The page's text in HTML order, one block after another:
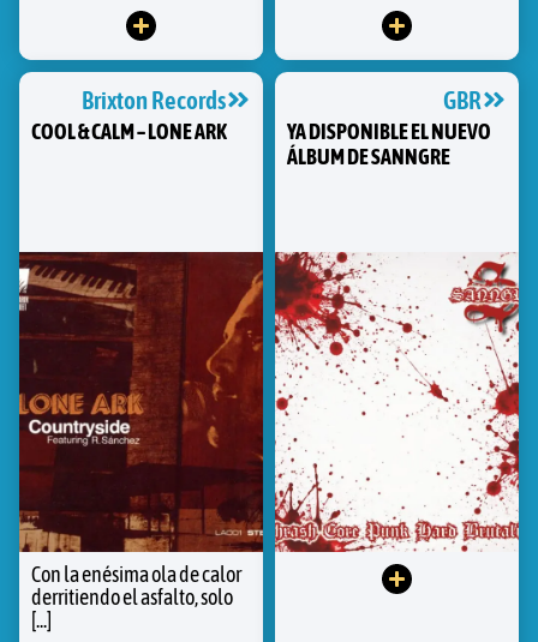
Brixton Records
COOL & CALM – LONE ARK
Con la enésima ola de calor
derritiendo el asfalto, solo
[...]
GBR
YA DISPONIBLE EL NUEVO
ÁLBUM DE SANNGRE